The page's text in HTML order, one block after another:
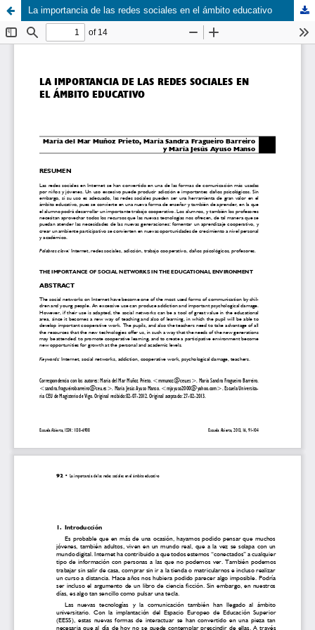
La importancia de las redes sociales en el ámbito educativo